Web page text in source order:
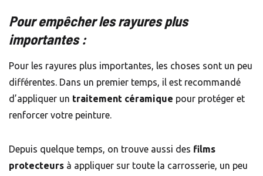
Pour empêcher les rayures plus
importantes :
Pour les rayures plus importantes, les choses sont un peu
différentes. Dans un premier temps, il est recommandé
d’appliquer un traitement céramique pour protéger et
renforcer votre peinture.
Depuis quelque temps, on trouve aussi des films
protecteurs à appliquer sur toute la carrosserie, un peu